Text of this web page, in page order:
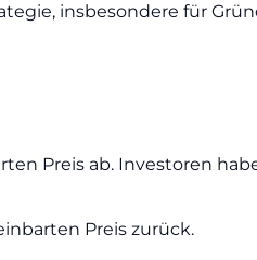
insbesondere für
Preis ab. Investoren
Preis zurück.